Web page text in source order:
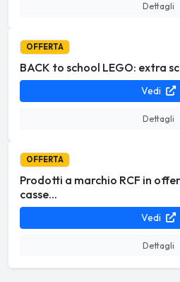
Dettagli
OFFERTA
BACK to school LEGO: extra
Vedi
Dettagli
OFFERTA
Prodotti a marchio RCF in
casse...
Vedi
Dettagli